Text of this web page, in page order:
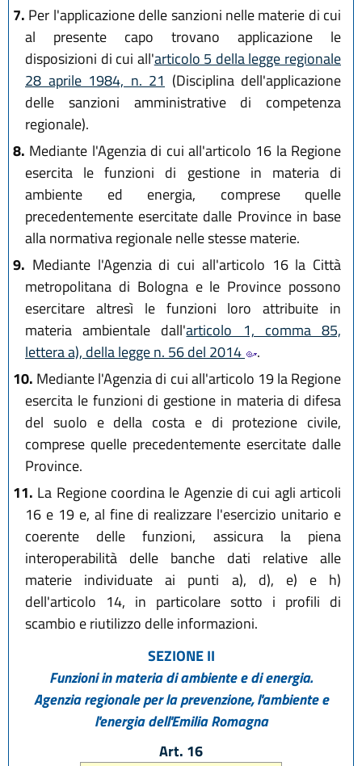
7. Per l'applicazione delle sanzioni nelle materie di cui
al presente capo trovano applicazione le
disposizioni di cui all'articolo 5 della legge regionale
28 aprile 1984, n. 21 (Disciplina dell'applicazione
delle sanzioni amministrative di competenza
regionale).
8. Mediante l'Agenzia di cui all'articolo 16 la Regione
esercita le funzioni di gestione in materia di
ambiente ed energia, comprese quelle
precedentemente esercitate dalle Province in base
alla normativa regionale nelle stesse materie.
9. Mediante l'Agenzia di cui all'articolo 16 la Città
metropolitana di Bologna e le Province possono
esercitare altresì le funzioni loro attribuite in
materia ambientale dall'articolo 1, comma 85,
lettera a), della legge n. 56 del 2014
.
10. Mediante l'Agenzia di cui all'articolo 19 la Regione
esercita le funzioni di gestione in materia di difesa
del suolo e della costa e di protezione civile,
comprese quelle precedentemente esercitate dalle
Province.
11. La Regione coordina le Agenzie di cui agli articoli
16 e 19 e, al fine di realizzare l'esercizio unitario e
coerente delle funzioni, assicura la piena
interoperabilità delle banche dati relative alle
materie individuate ai punti a), d), e) e h)
dell'articolo 14, in particolare sotto i profili di
scambio e riutilizzo delle informazioni.
SEZIONE II
Funzioni in materia di ambiente e di energia.
Agenzia regionale per la prevenzione, l'ambiente e
l'energia dell'Emilia Romagna
Art. 16